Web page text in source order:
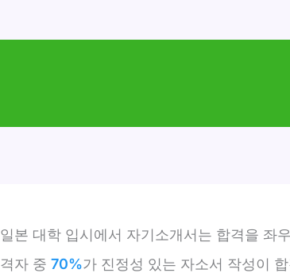
일본 대학 입시에서 자기소개서는 합격을 좌
격자 중 70%가 진정성 있는 자소서 작성이